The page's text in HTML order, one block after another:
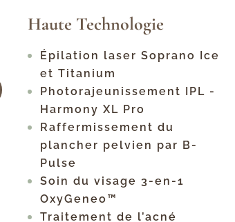
Haute Technologie
Épilation laser Soprano Ice
et Titanium
Photorajeunissement IPL -
Harmony XL Pro
Raffermissement du
plancher pelvien par B-
Pulse
Soin du visage 3-en-1
OxyGeneo™
Traitement de l’acné